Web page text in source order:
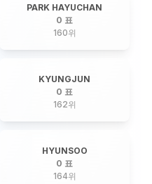
PARK HAYUCHAN
0 표
160위
KYUNGJUN
0 표
162위
HYUNSOO
0 표
164위